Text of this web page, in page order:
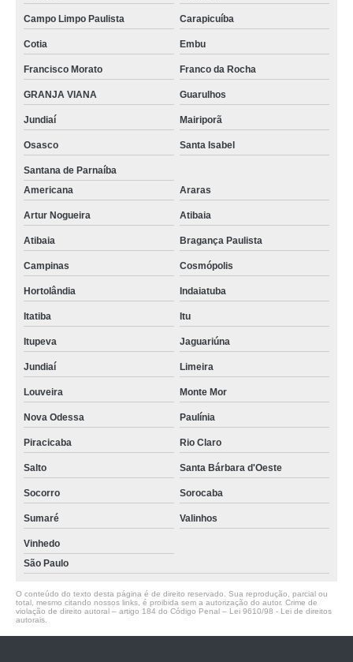
Campo Limpo Paulista Carapicuíba
Cotia Embu
Francisco Morato Franco da Rocha
GRANJA VIANA Guarulhos
Jundiaí Mairiporã
Osasco Santa Isabel
Santana de Parnaíba
Americana
Araras
Artur Nogueira Atibaia
Atibaia Bragança Paulista
Campinas Cosmópolis
Hortolândia Indaiatuba
Itatiba Itu
Itupeva Jaguariúna
Jundiaí Limeira
Louveira Monte Mor
Nova Odessa Paulínia
Piracicaba Rio Claro
Salto Santa Bárbara d'Oeste
Socorro Sorocaba
Sumaré Valinhos
Vinhedo
São Paulo
O conteúdo do texto desta página é de direito reservado. Sua reprodução, parcial ou
total, mesmo citando nossos links, é proibida sem a autorização do autor. Crime de
violação de direito autoral – artigo 184 do Código Penal – Lei 9610/98 - Lei de direitos
autorais